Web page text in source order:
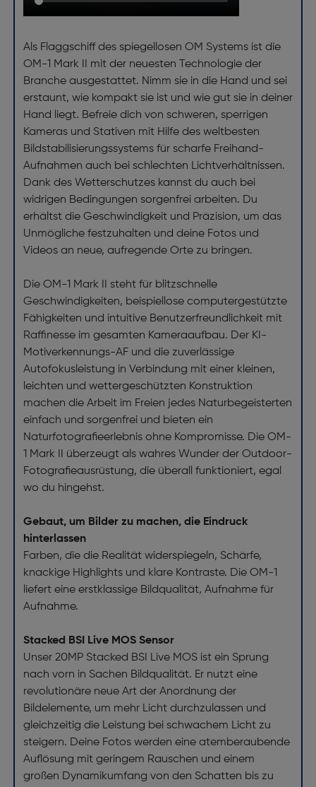
Als Flaggschiff des spiegellosen OM Systems ist die
OM-1 Mark II mit der neuesten Technologie der
Branche ausgestattet. Nimm sie in die Hand und sei
erstaunt, wie kompakt sie ist und wie gut sie in deiner
Hand liegt. Befreie dich von schweren, sperrigen
Kameras und Stativen mit Hilfe des weltbesten
Bildstabilisierungssystems für scharfe Freihand-
Aufnahmen auch bei schlechten Lichtverhältnissen.
Dank des Wetterschutzes kannst du auch bei
widrigen Bedingungen sorgenfrei arbeiten. Du
erhältst die Geschwindigkeit und Präzision, um das
Unmögliche festzuhalten und deine Fotos und
Videos an neue, aufregende Orte zu bringen.
Die OM-1 Mark II steht für blitzschnelle
Geschwindigkeiten, beispiellose computergestützte
Fähigkeiten und intuitive Benutzerfreundlichkeit mit
Raffinesse im gesamten Kameraaufbau. Der KI-
Motiverkennungs-AF und die zuverlässige
Autofokusleistung in Verbindung mit einer kleinen,
leichten und wettergeschützten Konstruktion
machen die Arbeit im Freien jedes Naturbegeisterten
einfach und sorgenfrei und bieten ein
Naturfotografieerlebnis ohne Kompromisse. Die OM-
1 Mark II überzeugt als wahres Wunder der Outdoor-
Fotografieausrüstung, die überall funktioniert, egal
wo du hingehst.
Gebaut, um Bilder zu machen, die Eindruck
hinterlassen
Farben, die die Realität widerspiegeln, Schärfe,
knackige Highlights und klare Kontraste. Die OM-1
liefert eine erstklassige Bildqualität, Aufnahme für
Aufnahme.
Stacked BSI Live MOS Sensor
Unser 20MP Stacked BSI Live MOS ist ein Sprung
nach vorn in Sachen Bildqualität. Er nutzt eine
revolutionäre neue Art der Anordnung der
Bildelemente, um mehr Licht durchzulassen und
gleichzeitig die Leistung bei schwachem Licht zu
steigern. Deine Fotos werden eine atemberaubende
Auflösung mit geringem Rauschen und einem
großen Dynamikumfang von den Schatten bis zu